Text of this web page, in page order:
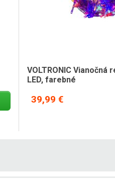
VOLTRONIC Vianočná
LED, farebné
39,99 €